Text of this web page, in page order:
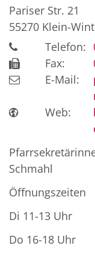
Pariser Str. 21
55270 Klein-
Telefon:
Fax:
E-Mail:
Web:
Schmahl
Öffnungszeiten
Di 11-13 Uhr
Do 16-18 Uhr